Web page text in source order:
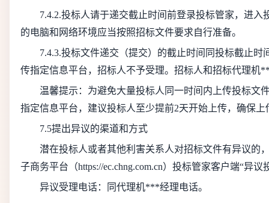
7.4.2.投标人请于递交截止时间前登录投标管家，进
的电脑和网络环境应当按照招标文件要求自行准备。
7.4.3.投标文件递交（提交）的截止时间同投标截止
传指定信息平台，招标人不予受理。招标人和招标代理机
温馨提示：为避免大量投标人同一时间内上传投标文
指定信息平台，建议投标人至少提前2天开始上传，确保上
7.5提出异议的渠道和方式
潜在投标人或者其他利害关系人对招标文件有异议的
子商务平台（https://ec.chng.com.cn）投标管家客户端“异
异议受理电话：同代理机***经理电话。